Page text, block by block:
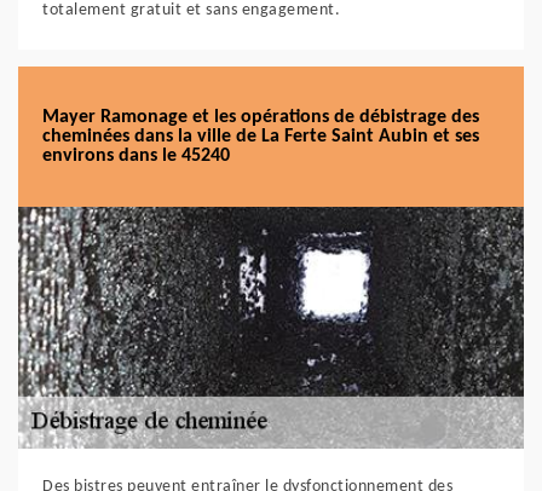
totalement gratuit et sans engagement.
Mayer Ramonage et les opérations de débistrage des
cheminées dans la ville de La Ferte Saint Aubin et ses
environs dans le 45240
Des bistres peuvent entraîner le dysfonctionnement des